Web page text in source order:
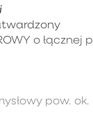
o
pow. ok.